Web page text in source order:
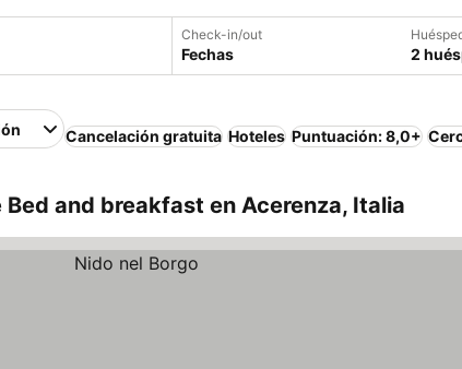
Check-in/out
Fechas 2
Cancelación gratuita Hoteles Puntuación: 8,0+
and breakfast en Acerenza, Italia